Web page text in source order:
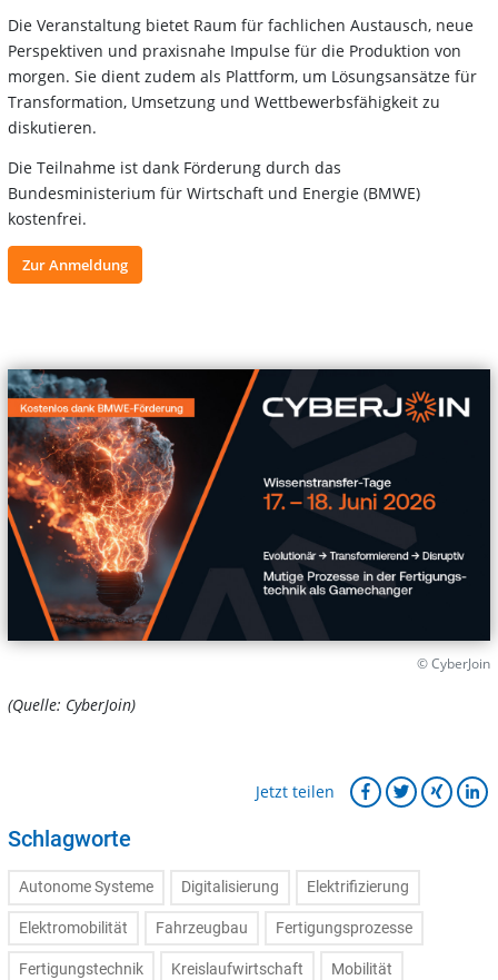
Die Veranstaltung bietet Raum für fachlichen Austausch, neue
Perspektiven und praxisnahe Impulse für die Produktion von
morgen. Sie dient zudem als Plattform, um Lösungsansätze für
Transformation, Umsetzung und Wettbewerbsfähigkeit zu
diskutieren.
Die Teilnahme ist dank Förderung durch das
Bundesministerium für Wirtschaft und Energie (BMWE)
kostenfrei.
Zur Anmeldung
© CyberJoin
(Quelle: CyberJoin)
Jetzt teilen
Schlagworte
Autonome Systeme Digitalisierung Elektrifizierung
Elektromobilität Fahrzeugbau Fertigungsprozesse
Fertigungstechnik Kreislaufwirtschaft Mobilität